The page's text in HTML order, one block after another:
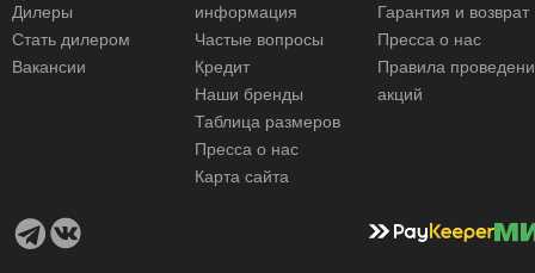
Дилеры
Стать дилером
Вакансии
информация
Частые вопросы
Кредит
Наши бренды
Таблица размеров
Пресса о нас
Карта сайта
Гарантия и возврат
Пресса о нас
Правила
акций